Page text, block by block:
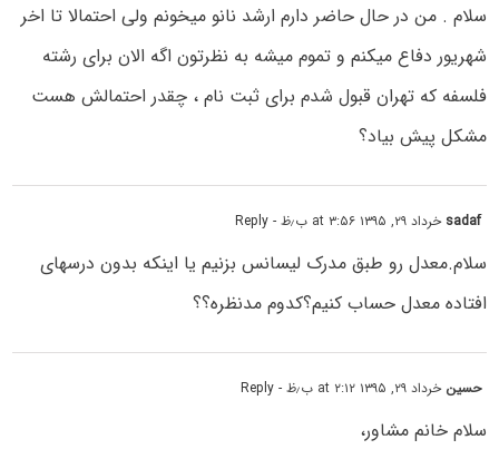
سلام . من در حال حاضر دارم ارشد نانو میخونم ولی احتمالا تا اخر
شهریور دفاع میکنم و تموم میشه به نظرتون اگه الان برای رشته
فلسفه که تهران قبول شدم برای ثبت نام ، چقدر احتمالش هست
مشکل پیش بیاد؟
sadaf خرداد ۲۹, ۱۳۹۵ at ۳:۵۶ ب٫ظ - Reply
سلام.معدل رو طبق مدرک لیسانس بزنیم یا اینکه بدون درسهای
افتاده معدل حساب کنیم؟کدوم مدنظره؟؟
حسین خرداد ۲۹, ۱۳۹۵ at ۲:۱۲ ب٫ظ - Reply
سلام خانم مشاور،